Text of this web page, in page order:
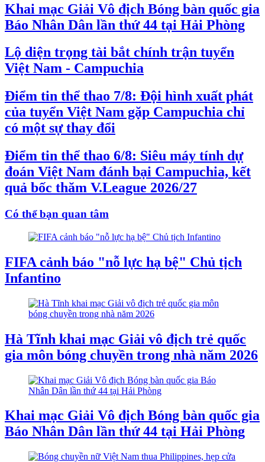
Khai mạc Giải Vô địch Bóng bàn quốc gia
Báo Nhân Dân lần thứ 44 tại Hải Phòng
Lộ diện trọng tài bắt chính trận tuyển
Việt Nam - Campuchia
Điểm tin thể thao 7/8: Đội hình xuất phát
của tuyển Việt Nam gặp Campuchia chỉ
có một sự thay đổi
Điểm tin thể thao 6/8: Siêu máy tính dự
đoán Việt Nam đánh bại Campuchia, kết
quả bốc thăm V.League 2026/27
Có thể bạn quan tâm
FIFA cảnh báo "nỗ lực hạ bệ" Chủ tịch
Infantino
Hà Tĩnh khai mạc Giải vô địch trẻ quốc
gia môn bóng chuyền trong nhà năm 2026
Khai mạc Giải Vô địch Bóng bàn quốc gia
Báo Nhân Dân lần thứ 44 tại Hải Phòng